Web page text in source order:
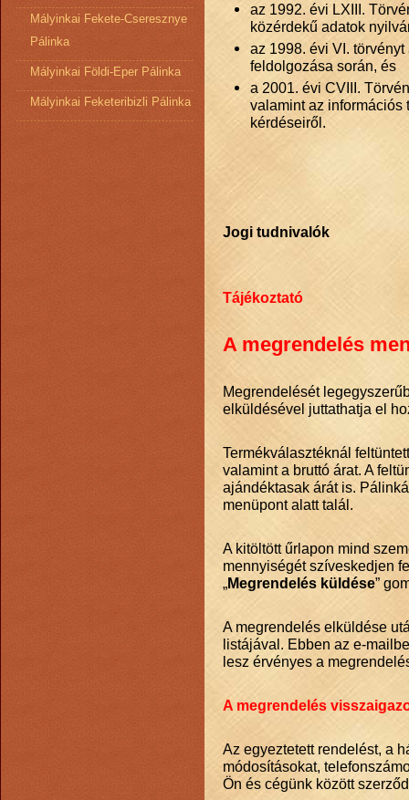
Mályinkai Fekete-Cseresznye
Pálinka
Mályinkai Földi-Eper Pálinka
Mályinkai Feketeribizli Pálinka
az 1992. évi LXIII.
közérdekű adatok
az 1998. évi VI.
feldolgozása során, és
a 2001. évi CVIII.
valamint az információs
kérdéseiről.
Jogi tudnivalók
Tájékoztató
A megrendelés
Megrendelését
elküldésével juttathatja el
Termékválasztéknál
valamint a bruttó árat. A
ajándéktasak árát is.
menüpont alatt talál.
A kitöltött űrlapon mind
mennyiségét szíveskedjen
„Megrendelés küldése”
A megrendelés elküldése
listájával. Ebben az e-
lesz érvényes a
A megrendelés
Az egyeztetett rendelést, a
módosításokat,
Ön és cégünk között